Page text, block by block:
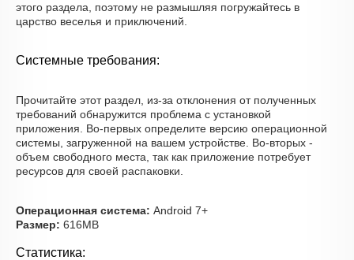
этого раздела, поэтому не размышляя погружайтесь в
царство веселья и приключений.
Системные требования:
Прочитайте этот раздел, из-за отклонения от полученных
требований обнаружится проблема с установкой
приложения. Во-первых определите версию операционной
системы, загруженной на вашем устройстве. Во-вторых -
объем свободного места, так как приложение потребует
ресурсов для своей распаковки.
Операционная система: Android 7+
Размер: 616MB
Статистика: